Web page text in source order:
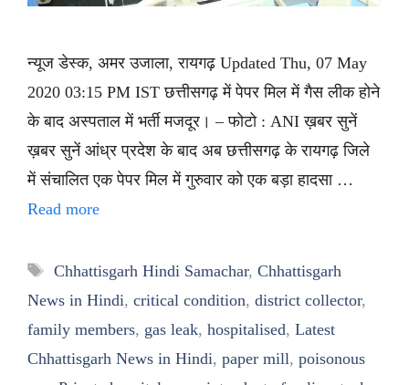
न्यूज डेस्क, अमर उजाला, रायगढ़ Updated Thu, 07 May
2020 03:15 PM IST छत्तीसगढ़ में पेपर मिल में गैस लीक होने
के बाद अस्पताल में भर्ती मजदूर। – फोटो : ANI ख़बर सुनें
ख़बर सुनें आंध्र प्रदेश के बाद अब छत्तीसगढ़ के रायगढ़ जिले
में संचालित एक पेपर मिल में गुरुवार को एक बड़ा हादसा …
Read more
Tags
Chhattisgarh Hindi Samachar, Chhattisgarh
News in Hindi, critical condition, district collector,
family members, gas leak, hospitalised, Latest
Chhattisgarh News in Hindi, paper mill, poisonous